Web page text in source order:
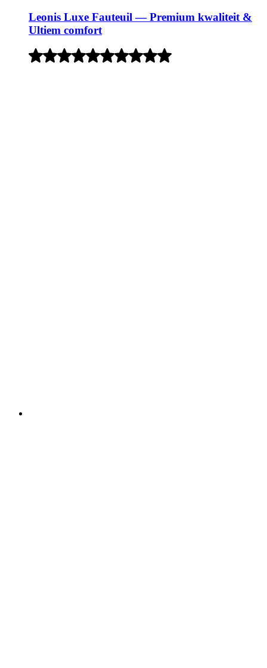
Leonis Luxe Fauteuil — Premium kwaliteit &
Ultiem comfort